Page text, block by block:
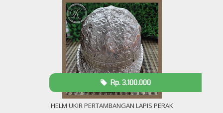
HELM UKIR PERTAMBANGAN LAPIS PERAK
Rp. 3.100.000